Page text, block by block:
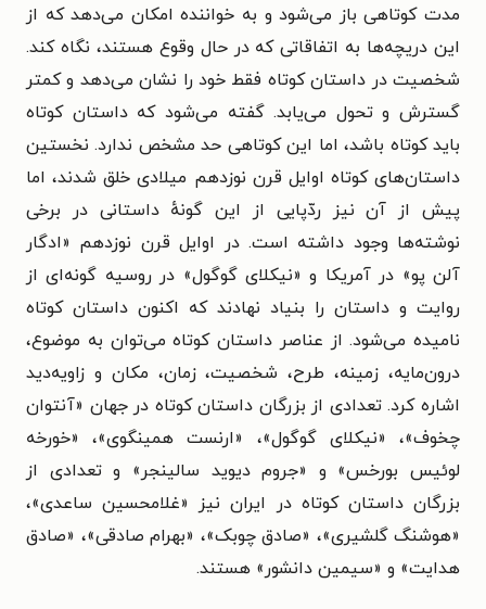
مدت کوتاهی باز می‌شود و به خواننده امکان می‌دهد که از
این دریچه‌ها به اتفاقاتی که در حال وقوع هستند، نگاه کند.
شخصیت در داستان کوتاه فقط خود را نشان می‌دهد و کمتر
گسترش و تحول می‌یابد. گفته می‌شود که داستان کوتاه
باید کوتاه باشد، اما این کوتاهی حد مشخص ندارد. نخستین
داستان‌های کوتاه اوایل قرن نوزدهم میلادی خلق شدند، اما
پیش از آن نیز ردّپایی از این گونهٔ داستانی در برخی
نوشته‌ها وجود داشته است. در اوایل قرن نوزدهم «ادگار
آلن پو» در آمریکا و «نیکلای گوگول» در روسیه گونه‌ای از
روایت و داستان را بنیاد نهادند که اکنون داستان کوتاه
نامیده می‌شود. از عناصر داستان کوتاه می‌توان به موضوع،
درون‌مایه، زمینه، طرح، شخصیت، زمان، مکان و زاویه‌دید
اشاره کرد. تعدادی از بزرگان داستان کوتاه در جهان «آنتوان
چخوف»، «نیکلای گوگول»، «ارنست همینگوی»، «خورخه
لوئیس بورخس» و «جروم دیوید سالینجر» و تعدادی از
بزرگان داستان کوتاه در ایران نیز «غلامحسین ساعدی»،
«هوشنگ گلشیری»، «صادق چوبک»، «بهرام صادقی»، «صادق
هدایت» و «سیمین دانشور» هستند.